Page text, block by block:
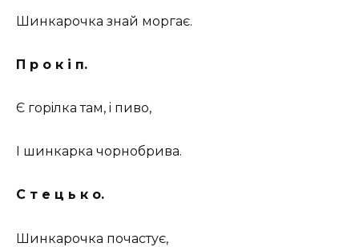
Шинкарочка знай моргає.
П р о к і п.
Є горiлка там, i пиво,
I шинкарка чорнобрива.
С т е ц ь к о.
Шинкарочка почастує,